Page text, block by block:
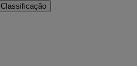
Classificação